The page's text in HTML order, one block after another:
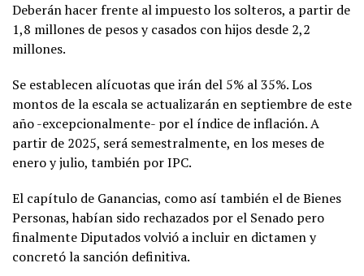
Deberán hacer frente al impuesto los solteros, a partir de
1,8 millones de pesos y casados con hijos desde 2,2
millones.
Se establecen alícuotas que irán del 5% al 35%. Los
montos de la escala se actualizarán en septiembre de este
año -excepcionalmente- por el índice de inflación. A
partir de 2025, será semestralmente, en los meses de
enero y julio, también por IPC.
El capítulo de Ganancias, como así también el de Bienes
Personas, habían sido rechazados por el Senado pero
finalmente Diputados volvió a incluir en dictamen y
concretó la sanción definitiva.